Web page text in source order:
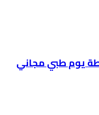
يوم طبي مجاني